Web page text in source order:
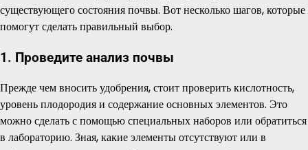
существующего состояния почвы. Вот несколько шагов, которые
помогут сделать правильный выбор.
1. Проведите анализ почвы
Прежде чем вносить удобрения, стоит проверить кислотность,
уровень плодородия и содержание основных элементов. Это
можно сделать с помощью специальных наборов или обратиться
в лабораторию. Зная, какие элементы отсутствуют или в